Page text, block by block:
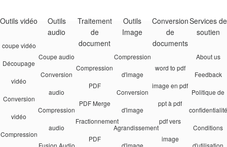
Outils vidéo
coupe vidéo
Découpage
vidéo
Conversion
vidéo
Compression
Outils
audio
Coupe audio
Conversion
audio
Compression
audio
Fusion Audio
Traitement
de
document
Compression
PDF
PDF Merge
Fractionnement
PDF
Outils
Image
Compression
d'image
Conversion
d'image
Agrandissement
d'image
Conversion
de
documents
word to pdf
image en pdf
ppt à pdf
pdf vers
image
Services de
soutien
About us
Feedback
Politique de
Conditions
d'utilisation